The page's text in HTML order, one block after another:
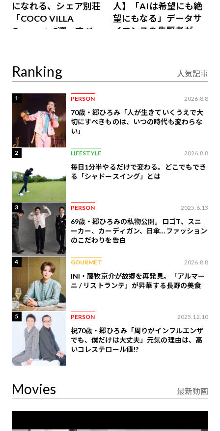
になれる、シェア別荘
「COCO VILLA
Owners」3選。すべて
人】「AIは希望にも絶
望にもなる」データサ
イエンスの先駆者が語
Ranking 人気記事
1 PERSON 2026.8.8
70歳・郷ひろみ「人が生きていくうえで大
切にすべきものは、いつの時代も変わらな
い」
2 LIFESTYLE 2026.8.8
毎日1分半やるだけで変わる。どこでもでき
る「シャドースイング」とは
3 PERSON 2025.6.13
69歳・郷ひろみの私物公開。ロゴT、スニ
ーカー、カーディガン、日傘…ファッション
のこだわりを告白
4 GOURMET 2026.8.8
INI・藤牧京介が故郷を再発見。「アルマー
ニ / リストランテ」が昇華する長野の美食
5 PERSON 2025.12.10
祝70歳・郷ひろみ「周りがインフルエンザ
でも、僕だけは大丈夫」元気の理由は、高
いコレステロール値!?
Movies 最新動画